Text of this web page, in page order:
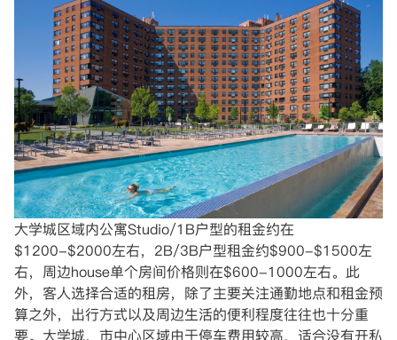
大学城区域内公寓Studio/1B户型的租金约在
$1200-$2000左右，2B/3B户型租金约$900-$1500左
右，周边house单个房间价格则在$600-1000左右。此
外，客人选择合适的租房，除了主要关注通勤地点和租金预
算之外，出行方式以及周边生活的便利程度往往也十分重
要。大学城、市中心区域由于停车费用较高，适合没有开私